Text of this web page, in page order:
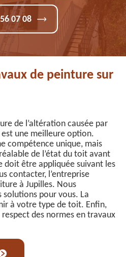
07 08
de peinture sur
de l’altération causée par
une meilleure option.
compétence unique, mais
de l’état du toit avant
doit être appliquée suivant les
contacter, l’entreprise
à Jupilles. Nous
pour vous. La
à votre type de toit. Enfin,
des normes en travaux